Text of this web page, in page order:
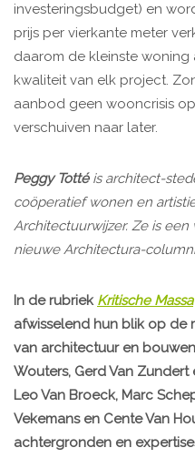
investeringsbudget) en
prijs per vierkante meter
daarom de kleinste
kwaliteit van elk project.
aanbod geen wooncrisis
verschuiven naar later.
Peggy Tottéis architect-
coöperatief wonen en
Architectuurwijzer. Ze is
nieuwe Architectura-
In de rubriek Kritische Massa
afwisselend hun blik op de
van architectuur en
Wouters, Gerd Van
Leo Van Broeck, Marc
Vekemans en Cente Van
achtergronden en